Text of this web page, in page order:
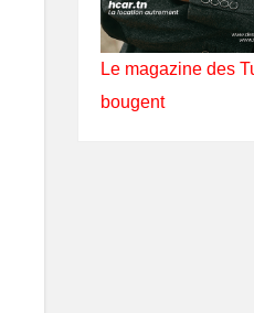
Le magazine des
bougent